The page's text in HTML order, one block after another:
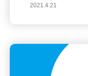
たもので、 商品IDを
→全結合層に入力す
2021.4.21